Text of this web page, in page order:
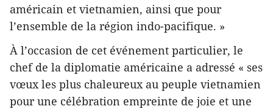
américain et vietnamien, ainsi que pour
l’ensemble de la région indo-pacifique. »
À l’occasion de cet événement particulier, le
chef de la diplomatie américaine a adressé « ses
vœux les plus chaleureux au peuple vietnamien
pour une célébration empreinte de joie et une